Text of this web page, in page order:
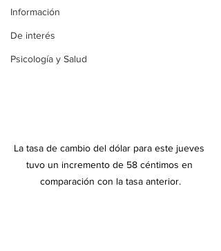
Información
De interés
Psicología y Salud
La tasa de cambio del dólar para este jueves
tuvo un incremento de 58 céntimos en
comparación con la tasa anterior.